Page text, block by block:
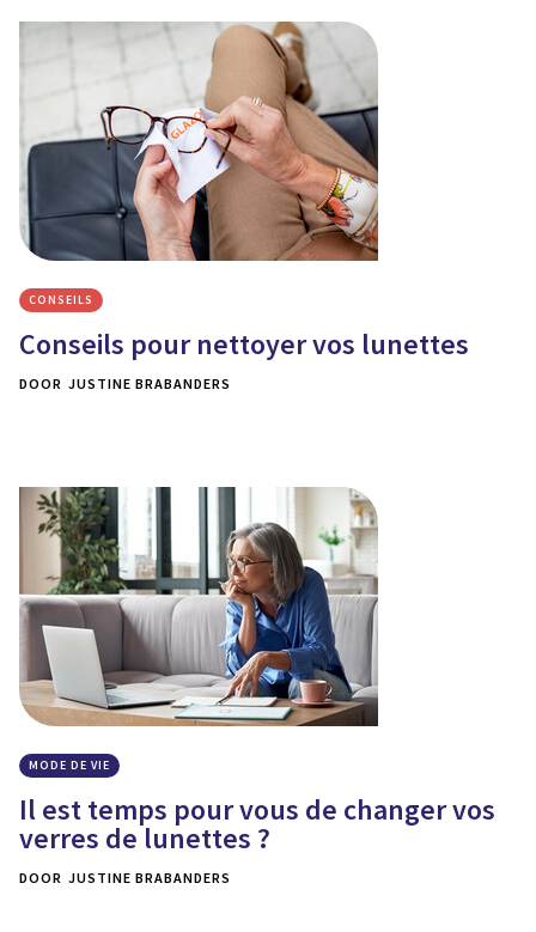
CONSEILS
Conseils pour nettoyer vos lunettes
DOOR JUSTINE BRABANDERS
MODE DE VIE
Il est temps pour vous de changer vos
verres de lunettes ?
DOOR JUSTINE BRABANDERS